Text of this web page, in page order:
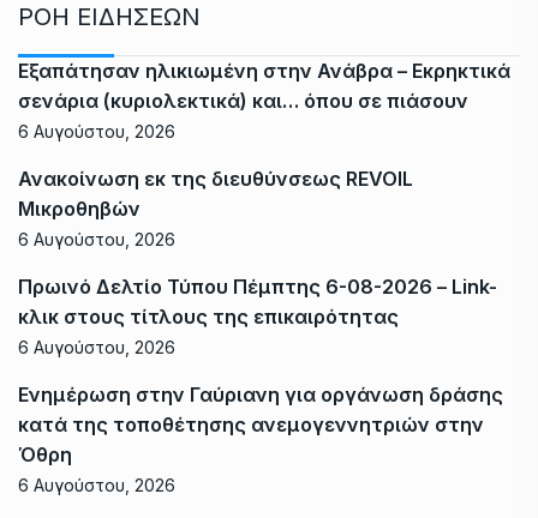
ΡΟΗ ΕΙΔΗΣΕΩΝ
Εξαπάτησαν ηλικιωμένη στην Ανάβρα – Εκρηκτικά
σενάρια (κυριολεκτικά) και… όπου σε πιάσουν
6 Αυγούστου, 2026
Ανακοίνωση εκ της διευθύνσεως REVOIL
Μικροθηβών
6 Αυγούστου, 2026
Πρωινό Δελτίο Τύπου Πέμπτης 6-08-2026 – Link-
κλικ στους τίτλους της επικαιρότητας
6 Αυγούστου, 2026
Ενημέρωση στην Γαύριανη για οργάνωση δράσης
κατά της τοποθέτησης ανεμογεννητριών στην
Όθρη
6 Αυγούστου, 2026